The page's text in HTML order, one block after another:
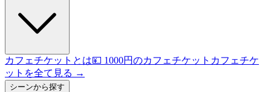
カフェチケットとは💴 1000円のカフェチケット カフェチケ
ットを全て見る →
シーンから探す